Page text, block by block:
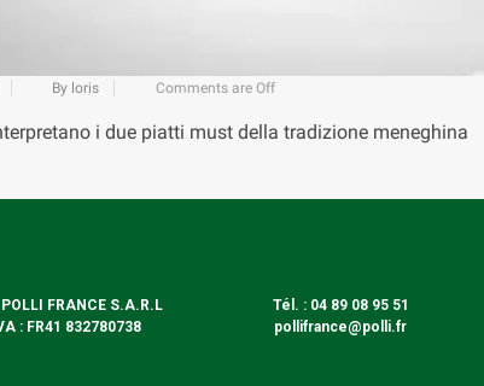
By loris Comments are Off
i due piatti must della tradizione meneghina
POLLI FRANCE S.A.R.L
: FR41 832780738
Tél. : 04 89 08 95 51
pollifrance@polli.fr